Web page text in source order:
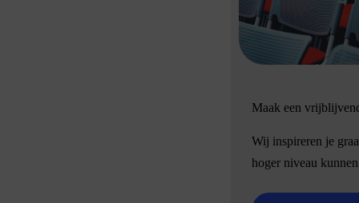
Maak een
Wij inspireren je
hoger niveau